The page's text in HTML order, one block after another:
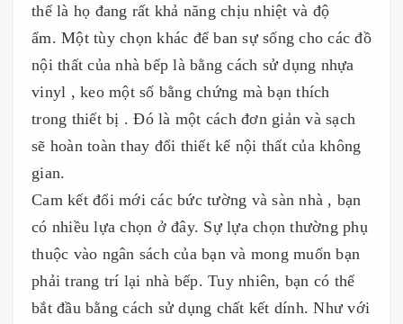
thế là họ đang rất khả năng chịu nhiệt và độ
ẩm. Một tùy chọn khác để ban sự sống cho các đồ
nội thất của nhà bếp là bằng cách sử dụng nhựa
vinyl , keo một số bằng chứng mà bạn thích
trong thiết bị . Đó là một cách đơn giản và sạch
sẽ hoàn toàn thay đổi thiết kế nội thất của không
gian.
Cam kết đổi mới các bức tường và sàn nhà , bạn
có nhiều lựa chọn ở đây. Sự lựa chọn thường phụ
thuộc vào ngân sách của bạn và mong muốn bạn
phải trang trí lại nhà bếp. Tuy nhiên, bạn có thể
bắt đầu bằng cách sử dụng chất kết dính. Như với